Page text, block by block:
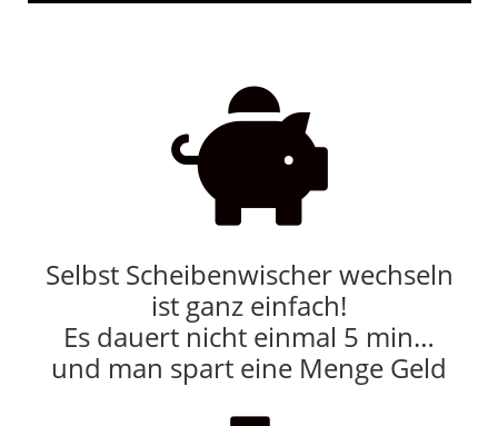

Selbst Scheibenwischer wechseln
ist ganz einfach!
Es dauert nicht einmal 5 min…
und man spart eine Menge Geld